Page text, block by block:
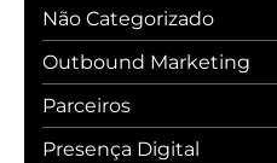
Não Categorizado
Outbound Marketing
Parceiros
Presença Digital